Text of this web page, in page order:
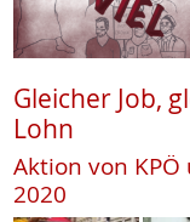
Gleicher Job,
Lohn
Aktion von KPÖ
2020